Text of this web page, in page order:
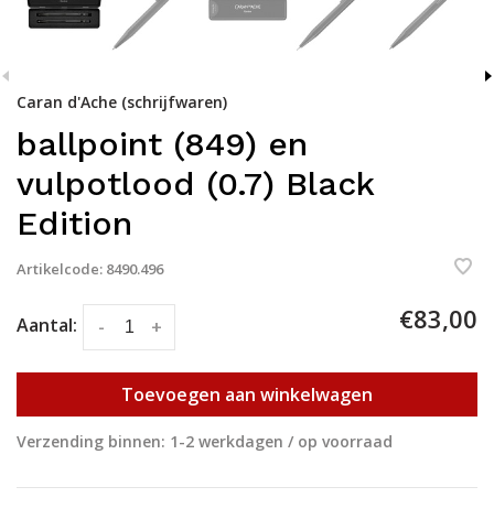
Caran d'Ache (schrijfwaren)
ballpoint (849) en
vulpotlood (0.7) Black
Edition
Artikelcode: 8490.496
Aantal: +
- €83,00
Toevoegen aan winkelwagen
Verzending binnen: 1-2 werkdagen / op voorraad